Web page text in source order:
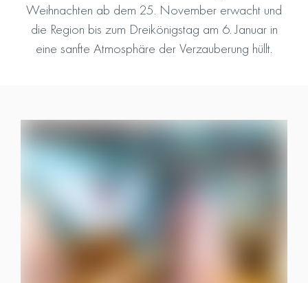
Weihnachten ab dem 25. November erwacht und
die Region bis zum Dreikönigstag am 6. Januar in
eine sanfte Atmosphäre der Verzauberung hüllt.